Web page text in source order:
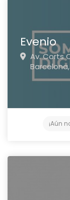
Evenio
Av. Corts
Barcelona,
¡Aún